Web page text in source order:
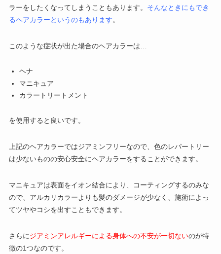
ラーをしたくなってしまうこともあります。 そんなときにもでき
るヘアカラーというのもあります。
このような症状が出た場合のヘアカラーは…
ヘナ
マニキュア
カラートリートメント
を使用すると良いです。
上記のヘアカラーではジアミンフリーなので、色のレパートリー
は少ないものの安心安全にヘアカラーをすることができます。
マニキュアは表面をイオン結合により、コーティングするのみな
ので、 アルカリカラーよりも髪のダメージが少なく
、施術によっ
てツヤやコシを出すこともできます。
さらにジアミンアレルギーによる身体への不安が一切ないのが特
徴の1つなのです。